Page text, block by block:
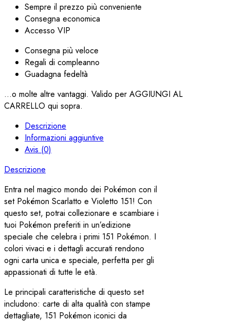
Sempre il prezzo più conveniente
Consegna economica
Accesso VIP
Consegna più veloce
Regali di compleanno
Guadagna fedeltà
...o molte altre vantaggi. Valido per AGGIUNGI AL
CARRELLO qui sopra.
Descrizione
Informazioni aggiuntive
Avis (0)
Descrizione
Entra nel magico mondo dei Pokémon con il
set Pokémon Scarlatto e Violetto 151! Con
questo set, potrai collezionare e scambiare i
tuoi Pokémon preferiti in un’edizione
speciale che celebra i primi 151 Pokémon. I
colori vivaci e i dettagli accurati rendono
ogni carta unica e speciale, perfetta per gli
appassionati di tutte le età.
Le principali caratteristiche di questo set
includono: carte di alta qualità con stampe
dettagliate, 151 Pokémon iconici da